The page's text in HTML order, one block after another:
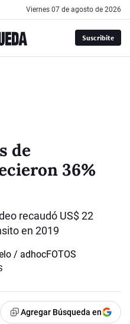
viernes 07 de agosto de 2026
Suscribite
de
36%
recaudó US$ 22
en 2019
Agregar Búsqueda en